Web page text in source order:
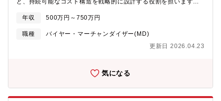
と、持続可能なコスト構造を戦略的に設計する役割を担います。
の視点でサプライチェーン全体を牽引していただきます。プロダ
クト全体を俯瞰し、サプライチェーンの変革を通じて事業を拡大
させていくプロセスには、MDとしての介在価値がサービスの成長
速度に直結するという、このポジションならではの実感がありま
在、食品バイヤー・MD専任の経験者が社内に不在であり、商品構
ています。【具体的な業務内容】実務の全体像を把握した後、解
年収 500万円～750万円
職種
バイヤー・マーチャンダイザー(MD)
更新日 2026.04.23
気になる